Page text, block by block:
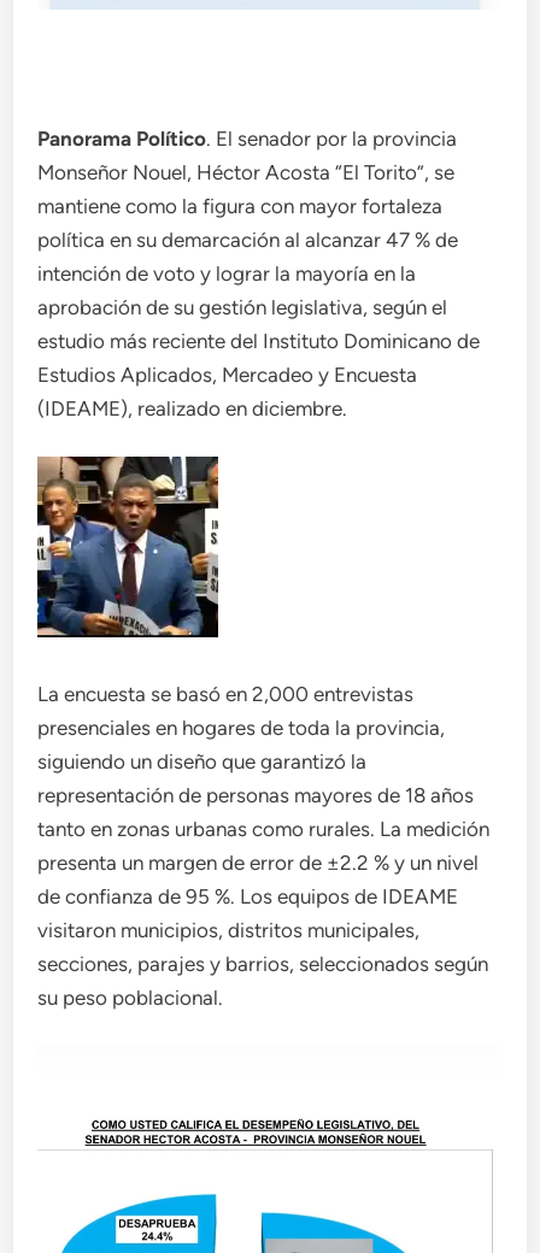
Panorama Político. El senador por la provincia
Monseñor Nouel, Héctor Acosta “El Torito”, se
mantiene como la figura con mayor fortaleza
política en su demarcación al alcanzar 47 % de
intención de voto y lograr la mayoría en la
aprobación de su gestión legislativa, según el
estudio más reciente del Instituto Dominicano de
Estudios Aplicados, Mercadeo y Encuesta
(IDEAME), realizado en diciembre.
La encuesta se basó en 2,000 entrevistas
presenciales en hogares de toda la provincia,
siguiendo un diseño que garantizó la
representación de personas mayores de 18 años
tanto en zonas urbanas como rurales. La medición
presenta un margen de error de ±2.2 % y un nivel
de confianza de 95 %. Los equipos de IDEAME
visitaron municipios, distritos municipales,
secciones, parajes y barrios, seleccionados según
su peso poblacional.